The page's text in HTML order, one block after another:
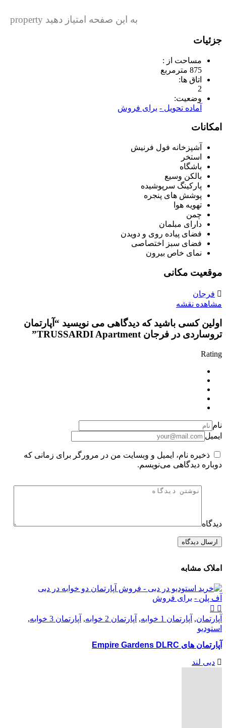
به این صفحه امتیاز دهید property
جزئیات
مساحت از :
875 مترمربع
اتاق ها:
2
وضعیت:
آماده تحویل - برای فروش
امکانات
آشپزخانه فول فرنیش
استخر
باشگاه
بالکن وسیع
پارکینگ سرپوشیده
پوشش های پنجره
تهویه هوا
چمن
دارای مبلمان
فضای پیاده روی و دویدن
فضای سبز اختصاصی
نمای خاص بیرون
موقعیت مکانی
فرجان
مشاهده نقشه
اولین کسی باشید که دیدگاهی می نویسید “آپارتمان
تروساردی در فرجان TRUSSARDI Apartment”
Rating
نام
ایمیل
ذخیره نام، ایمیل و وبسایت من در مرورگر برای زمانی که
دوباره دیدگاهی می‌نویسم.
دیدگاه
املاک مشابه
آف پلن - برای فروش
آپارتمان, آپارتمان 1 خوابه , آپارتمان 2 خوابه , آپارتمان 3 خوابه
,
استودیو
آپارتمان های Empire Gardens DLRC
دبی لند